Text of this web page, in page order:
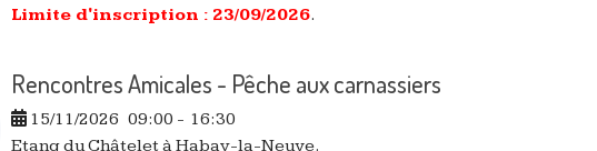
Limite d'inscription : 23/09/2026.
Rencontres Amicales - Pêche aux carnassiers
15/11/2026 09:00 - 16:30
Etang du Châtelet à Habay-la-Neuve.